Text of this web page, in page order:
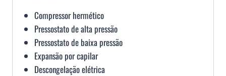
Compressor hermético
Pressostato de alta pressão
Pressostato de baixa pressão
Expansão por capilar
Descongelação elétrica